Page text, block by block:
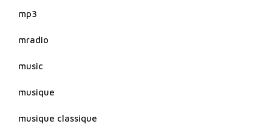
mp3
mradio
music
musique
musique classique